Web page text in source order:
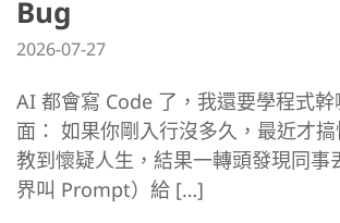
Bug
2026-07-27
AI 都會寫 Code 了，我還要學程式
面： 如果你剛入行沒多久，最近才
教到懷疑人生，結果一轉頭發現同事
界叫 Prompt）給 […]